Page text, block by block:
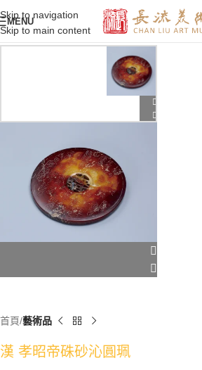
Skip to navigation
Skip to main content
MENU
首頁 藝術品
漢 孝昭帝硃砂沁圓珮